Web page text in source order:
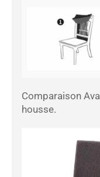
Comparaison
housse.